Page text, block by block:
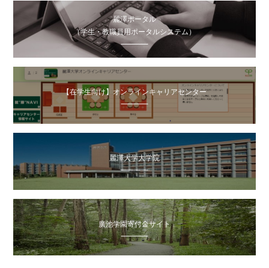
麗澤ポータル
（学生・教職員用ポータルシステム）
【在学生向け】オンラインキャリアセンター
麗澤大学大学院
廣池学園寄付金サイト